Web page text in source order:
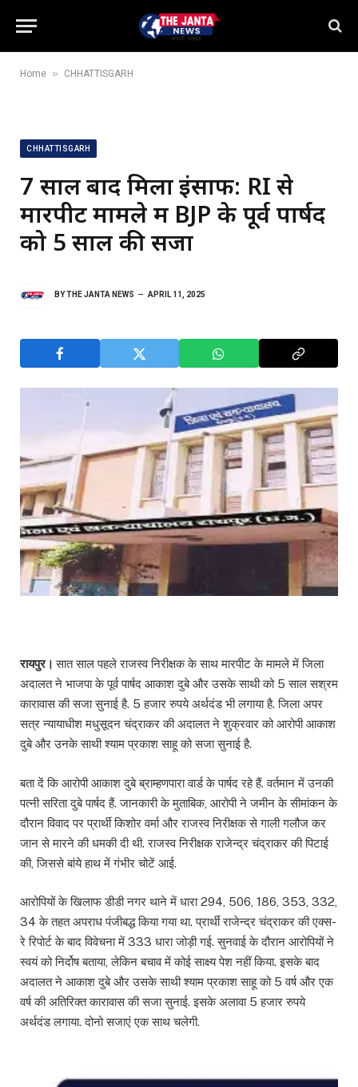
Home » CHHATTISGARH
CHHATTISGARH
7 साल बाद मिला इंसाफ: RI से
मारपीट मामले में BJP के पूर्व पार्षद
को 5 साल की सजा
BYTHE JANTA NEWS APRIL 11, 2025
रायपुर।सात साल पहले राजस्व निरीक्षक के साथ मारपीट के मामले में जिला
अदालत ने भाजपा के पूर्व पार्षद आकाश दुबे और उसके साथी को 5 साल सश्रम
कारावास की सजा सुनाई है. 5 हजार रुपये अर्थदंड भी लगाया है. जिला अपर
सत्र न्यायाधीश मधुसूदन चंद्राकर की अदालत ने शुक्रवार को आरोपी आकाश
दुबे और उनके साथी श्याम प्रकाश साहू को सजा सुनाई है.
बता दें कि आरोपी आकाश दुबे ब्राम्हणपारा वार्ड के पार्षद रहे हैं. वर्तमान में उनकी
पत्नी सरिता दुबे पार्षद हैं. जानकारी के मुताबिक, आरोपी ने जमीन के सीमांकन के
दौरान विवाद पर प्रार्थी किशोर वर्मा और राजस्व निरीक्षक से गाली गलौज कर
जान से मारने की धमकी दी थी. राजस्व निरीक्षक राजेन्द्र चंद्राकर की पिटाई
की, जिससे बांये हाथ में गंभीर चोटें आई.
आरोपियों के खिलाफ डीडी नगर थाने में धारा 294, 506, 186, 353, 332,
34 के तहत अपराध पंजीबद्ध किया गया था. प्रार्थी राजेन्द्र चंद्राकर की एक्स-
रे रिपोर्ट के बाद विवेचना में 333 धारा जोड़ी गई. सुनवाई के दौरान आरोपियों ने
स्वयं को निर्दोष बताया, लेकिन बचाव में कोई साक्ष्य पेश नहीं किया. इसके बाद
अदालत ने आकाश दुबे और उसके साथी श्याम प्रकाश साहू को 5 वर्ष और एक
वर्ष की अतिरिक्त कारावास की सजा सुनाई. इसके अलावा 5 हजार रुपये
अर्थदंड लगाया. दोनो सजाएं एक साथ चलेगी.